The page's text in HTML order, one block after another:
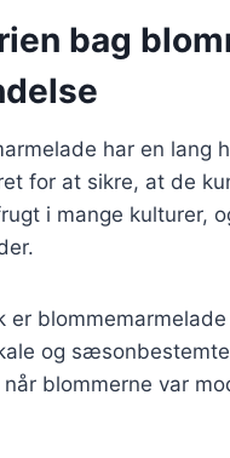
bag
har en lang
for at sikre, at de
i mange kulturer,
er
og
blommerne var